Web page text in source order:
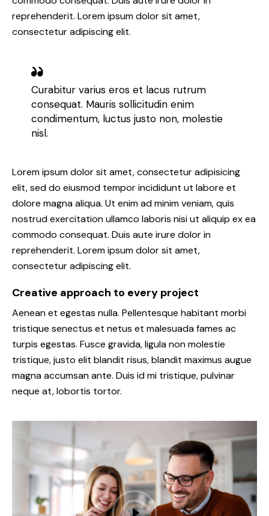
reprehenderit. Lorem ipsum dolor sit amet,
consectetur adipiscing elit.
Curabitur varius eros et lacus rutrum
consequat. Mauris sollicitudin enim
condimentum, luctus justo non, molestie
nisl.
Lorem ipsum dolor sit amet, consectetur adipisicing
elit, sed do eiusmod tempor incididunt ut labore et
dolore magna aliqua. Ut enim ad minim veniam, quis
nostrud exercitation ullamco laboris nisi ut aliquip ex ea
commodo consequat. Duis aute irure dolor in
reprehenderit. Lorem ipsum dolor sit amet,
consectetur adipiscing elit.
Creative approach to every project
Aenean et egestas nulla. Pellentesque habitant morbi
tristique senectus et netus et malesuada fames ac
turpis egestas. Fusce gravida, ligula non molestie
tristique, justo elit blandit risus, blandit maximus augue
magna accumsan ante. Duis id mi tristique, pulvinar
neque at, lobortis tortor.